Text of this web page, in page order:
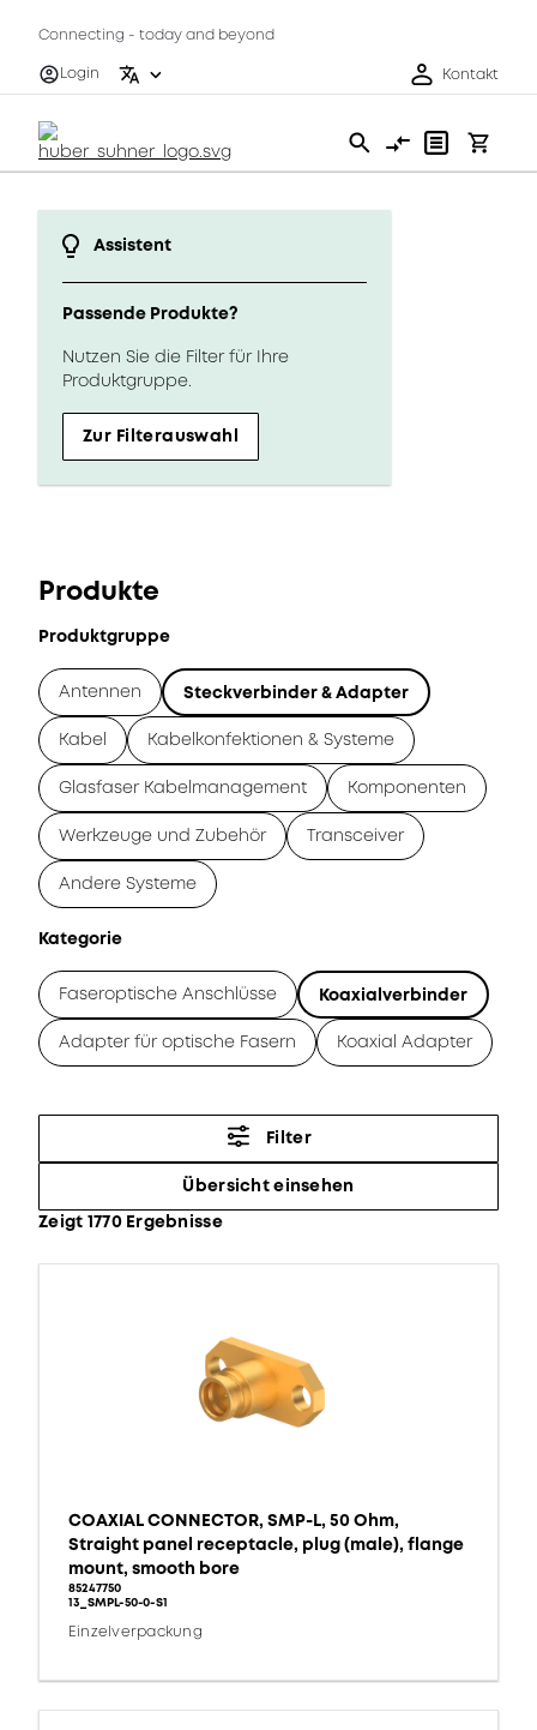
Connecting - today and beyond
Login
Kontakt
Assistent
Passende Produkte?
Nutzen Sie die Filter für Ihre
Produktgruppe.
Zur Filterauswahl
Produkte
Produktgruppe
Antennen Steckverbinder & Adapter
Kabel Kabelkonfektionen & Systeme
Glasfaser Kabelmanagement Komponenten
Werkzeuge und Zubehör Transceiver
Andere Systeme
Kategorie
Faseroptische Anschlüsse Koaxialverbinder
Adapter für optische Fasern Koaxial Adapter
Filter
Übersicht einsehen
Zeigt 1770 Ergebnisse
COAXIAL CONNECTOR, SMP-L, 50 Ohm,
Straight panel receptacle, plug (male), flange
mount, smooth bore
85247750
13_SMPL-50-0-S1
Einzelverpackung